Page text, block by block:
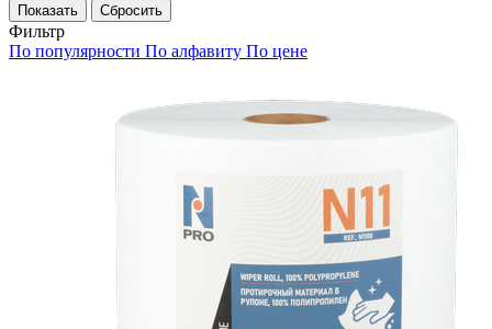
Сбросить
Фильтр
По популярности По алфавиту По цене